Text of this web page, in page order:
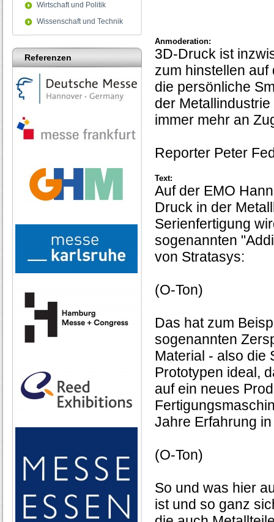
Wirtschaft und Politik
Wissenschaft und Technik
Referenzen
Anmoderation:
3D-Druck ist
zum hinstellen
die persönliche
der
immer mehr an
Reporter Peter
Text:
Auf der EMO
Druck in der
Serienfertigung
sogenannten
von Stratasys:
(O-Ton)
Das hat zum
sogenannten
Material - also die
Prototypen ideal,
auf ein neues
Jahre Erfahrung
(O-Ton)
So und was hier
ist und so ganz